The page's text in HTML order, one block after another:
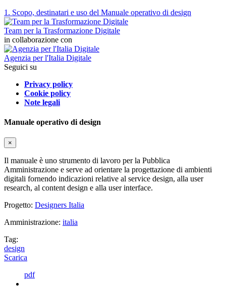
1. Scopo, destinatari e uso del Manuale operativo di design
Team per la Trasformazione Digitale
in collaborazione con
Agenzia per l'Italia Digitale
Seguici su
Privacy policy
Cookie policy
Note legali
Manuale operativo di design
×
Il manuale è uno strumento di lavoro per la Pubblica
Amministrazione e serve ad orientare la progettazione di ambienti
digitali fornendo indicazioni relative al service design, alla user
research, al content design e alla user interface.
Progetto: Designers Italia
Amministrazione: italia
Tag:
design
Scarica
pdf